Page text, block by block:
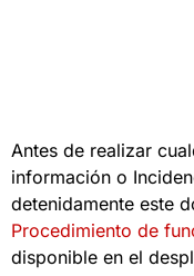
Antes de realizar
información o
detenidamente este
Procedimiento de
disponible en el